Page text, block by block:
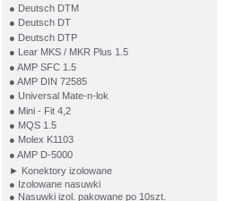
● Deutsch DTM
● Deutsch DT
● Deutsch DTP
● Lear MKS / MKR Plus 1.5
● AMP SFC 1.5
● AMP DIN 72585
● Universal Mate-n-lok
● Mini - Fit 4,2
● MQS 1.5
● Molex K1103
● AMP D-5000
► Konektory izolowane
● Izolowane nasuwki
● Nasuwki izol. pakowane po 10szt.